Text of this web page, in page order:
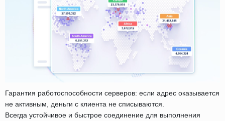
Гарантия работоспособности серверов: если адрес оказывается
не активным, деньги с клиента не списываются.
Всегда устойчивое и быстрое соединение для выполнения